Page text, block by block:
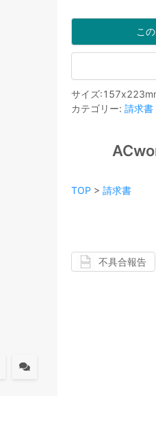
こ
サイズ:157x223
カテゴリー: 請求書
TOP > 請求書
不具合報告